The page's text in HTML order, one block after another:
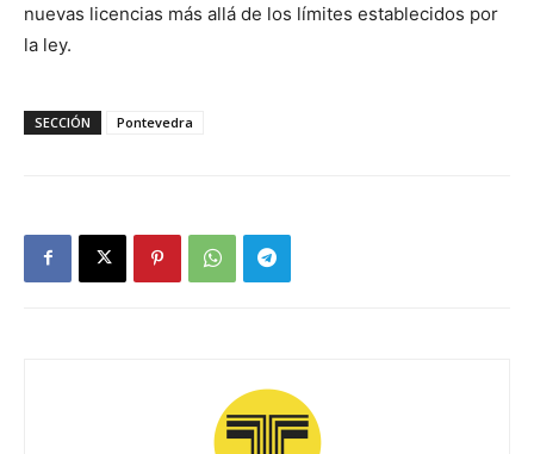
nuevas licencias más allá de los límites establecidos por
la ley.
SECCIÓN Pontevedra